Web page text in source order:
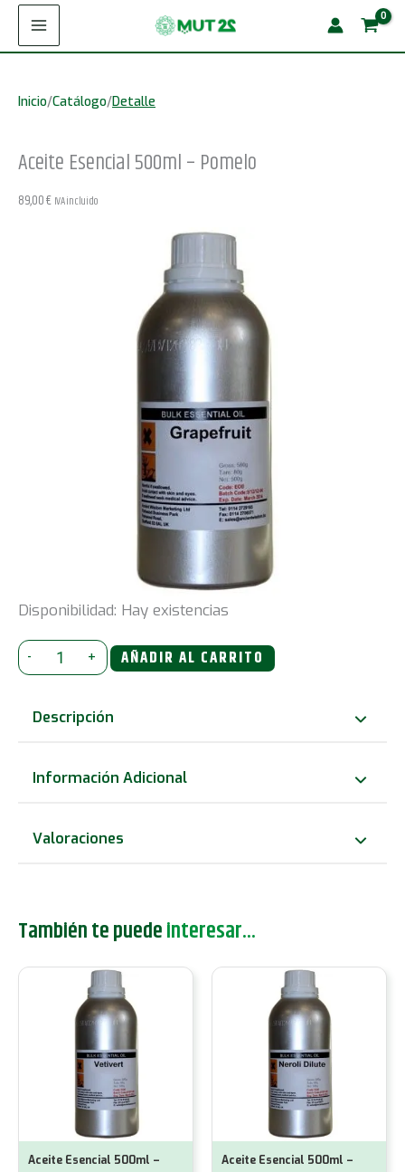
Inicio/Catálogo/Detalle
Aceite Esencial 500ml – Pomelo
89,00€ IVA incluido
Disponibilidad: Hay existencias
-
Aceite
Esencial
500ml
Pomelo
+ AÑADIR AL CARRITO
Descripción
Información Adicional
Valoraciones
También te puedeinteresar...
Aceite Esencial 500ml –
Aceite Esencial 500ml –
500ml
-
cantidad